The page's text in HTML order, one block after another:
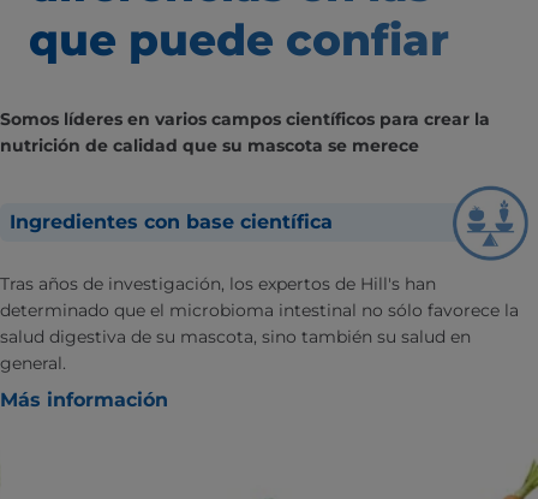
que puede confiar
Somos líderes en varios campos científicos para crear la
nutrición de calidad que su mascota se merece
Ingredientes con base científica
Tras años de investigación, los expertos de Hill's han
determinado que el microbioma intestinal no sólo favorece la
salud digestiva de su mascota, sino también su salud en
general.
Más información